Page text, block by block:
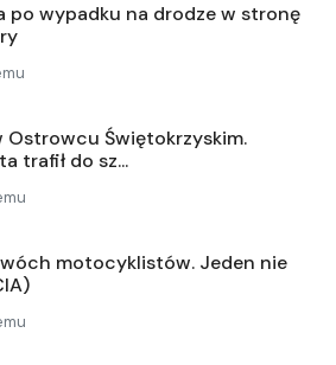
po wypadku na drodze w stronę
Ostrowcu Świętokrzyskim.
trafił do sz...
motocyklistów. Jeden nie